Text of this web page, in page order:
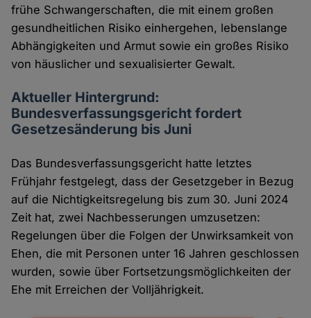
frühe Schwangerschaften, die mit einem großen
gesundheitlichen Risiko einhergehen, lebenslange
Abhängigkeiten und Armut sowie ein großes Risiko
von häuslicher und sexualisierter Gewalt.
Aktueller Hintergrund:
Bundesverfassungsgericht fordert
Gesetzesänderung bis Juni
Das Bundesverfassungsgericht hatte letztes
Frühjahr festgelegt, dass der Gesetzgeber in Bezug
auf die Nichtigkeitsregelung bis zum 30. Juni 2024
Zeit hat, zwei Nachbesserungen umzusetzen:
Regelungen über die Folgen der Unwirksamkeit von
Ehen, die mit Personen unter 16 Jahren geschlossen
wurden, sowie über Fortsetzungsmöglichkeiten der
Ehe mit Erreichen der Volljährigkeit.